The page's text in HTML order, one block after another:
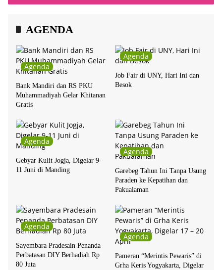
AGENDA
Agenda
Bank Mandiri dan RS PKU
Muhammadiyah Gelar Khitanan
Gratis
Agenda
Job Fair di UNY, Hari Ini dan
Besok
Agenda
Gebyar Kulit Jogja, Digelar 9-
11 Juni di Manding
Agenda
Garebeg Tahun Ini Tanpa Usung
Paraden ke Kepatihan dan
Pakualaman
Agenda
Sayembara Pradesain Penanda
Perbatasan DIY Berhadiah Rp
80 Juta
Agenda
Pameran “Merintis Pewaris” di
Grha Keris Yogyakarta, Digelar